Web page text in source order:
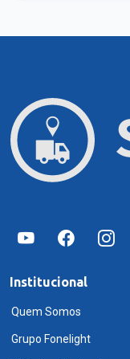
Institucional
Quem Somos
Grupo Fonelight